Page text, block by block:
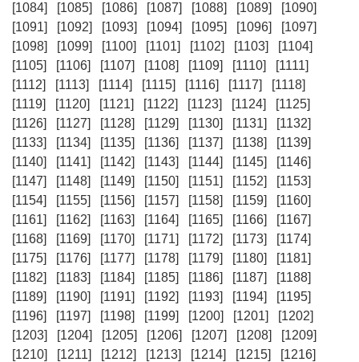
[1084]
[1085] [1086] [1087] [1088] [1089]
[1090]
[1091]
[1092] [1093] [1094] [1095] [1096]
[1097]
[1098]
[1099] [1100] [1101] [1102] [1103]
[1104]
[1105]
[1106] [1107] [1108] [1109] [1110]
[1111]
[1112]
[1113] [1114] [1115] [1116] [1117]
[1118]
[1119]
[1120] [1121] [1122] [1123] [1124]
[1125]
[1126]
[1127] [1128] [1129] [1130] [1131]
[1132]
[1133]
[1134] [1135] [1136] [1137] [1138]
[1139]
[1140]
[1141] [1142] [1143] [1144] [1145]
[1146]
[1147]
[1148] [1149] [1150] [1151] [1152]
[1153]
[1154]
[1155] [1156] [1157] [1158] [1159]
[1160]
[1161]
[1162] [1163] [1164] [1165] [1166]
[1167]
[1168]
[1169] [1170] [1171] [1172] [1173]
[1174]
[1175]
[1176] [1177] [1178] [1179] [1180]
[1181]
[1182]
[1183] [1184] [1185] [1186] [1187]
[1188]
[1189]
[1190] [1191] [1192] [1193] [1194]
[1195]
[1196]
[1197] [1198] [1199] [1200] [1201]
[1202]
[1203]
[1204] [1205] [1206] [1207] [1208]
[1209]
[1210]
[1211] [1212] [1213] [1214] [1215]
[1216]